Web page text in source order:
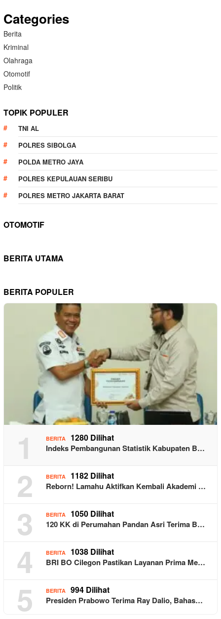
Categories
Berita
Kriminal
Olahraga
Otomotif
Politik
TOPIK POPULER
TNI AL
POLRES SIBOLGA
POLDA METRO JAYA
POLRES KEPULAUAN SERIBU
POLRES METRO JAKARTA BARAT
OTOMOTIF
BERITA UTAMA
BERITA POPULER
1 BERITA 1280 Dilihat
Indeks Pembangunan Statistik Kabupaten B…
2 BERITA 1182 Dilihat
Reborn! Lamahu Aktifkan Kembali Akademi …
3 BERITA 1050 Dilihat
120 KK di Perumahan Pandan Asri Terima B…
4 BERITA 1038 Dilihat
BRI BO Cilegon Pastikan Layanan Prima Me…
5 BERITA 994 Dilihat
Presiden Prabowo Terima Ray Dalio, Bahas…